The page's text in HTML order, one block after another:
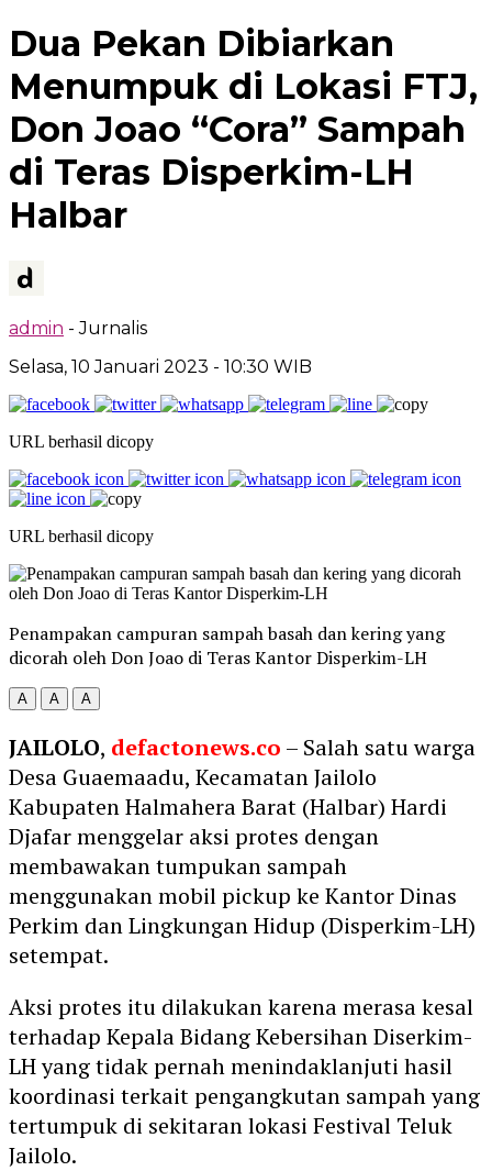
Dua Pekan Dibiarkan
Menumpuk di Lokasi FTJ,
Don Joao “Cora” Sampah
di Teras Disperkim-LH
Halbar
admin - Jurnalis
Selasa, 10 Januari 2023 - 10:30 WIB
URL berhasil dicopy
URL berhasil dicopy
Penampakan campuran sampah basah dan kering yang
dicorah oleh Don Joao di Teras Kantor Disperkim-LH
A A A
JAILOLO, defactonews.co – Salah satu warga
Desa Guaemaadu, Kecamatan Jailolo
Kabupaten Halmahera Barat (Halbar) Hardi
Djafar menggelar aksi protes dengan
membawakan tumpukan sampah
menggunakan mobil pickup ke Kantor Dinas
Perkim dan Lingkungan Hidup (Disperkim-LH)
setempat.
Aksi protes itu dilakukan karena merasa kesal
terhadap Kepala Bidang Kebersihan Diserkim-
LH yang tidak pernah menindaklanjuti hasil
koordinasi terkait pengangkutan sampah yang
tertumpuk di sekitaran lokasi Festival Teluk
Jailolo.